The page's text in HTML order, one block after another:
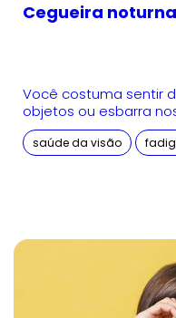
Cegueira
Você costuma sentir
objetos ou esbarra
saúde da visão